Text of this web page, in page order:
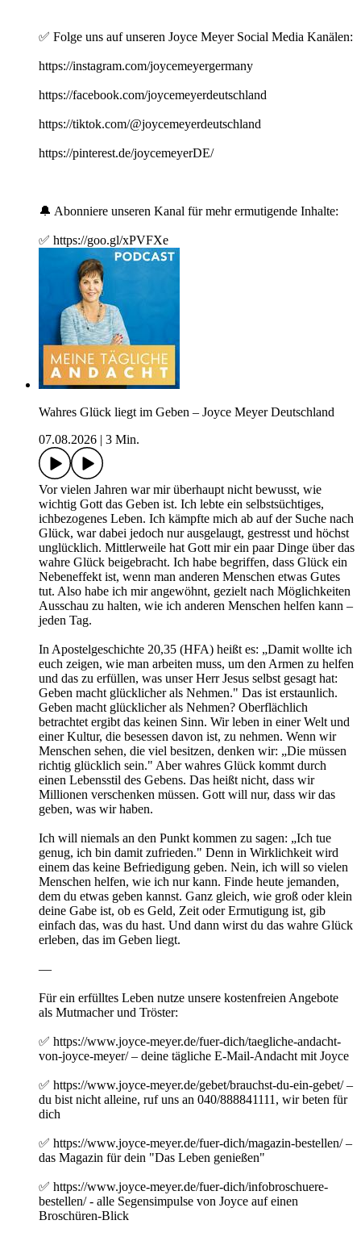
✅ Folge uns auf unseren Joyce Meyer Social Media Kanälen:
https://instagram.com/joycemeyergermany
https://facebook.com/joycemeyerdeutschland
https://tiktok.com/@joycemeyerdeutschland
https://pinterest.de/joycemeyerDE/
🔔 Abonniere unseren Kanal für mehr ermutigende Inhalte:
✅ https://goo.gl/xPVFXe
Wahres Glück liegt im Geben – Joyce Meyer Deutschland
07.08.2026
3 Min.
Vor vielen Jahren war mir überhaupt nicht bewusst, wie
wichtig Gott das Geben ist. Ich lebte ein selbstsüchtiges,
ichbezogenes Leben. Ich kämpfte mich ab auf der Suche nach
Glück, war dabei jedoch nur ausgelaugt, gestresst und höchst
unglücklich. Mittlerweile hat Gott mir ein paar Dinge über das
wahre Glück beigebracht. Ich habe begriffen, dass Glück ein
Nebeneffekt ist, wenn man anderen Menschen etwas Gutes
tut. Also habe ich mir angewöhnt, gezielt nach Möglichkeiten
Ausschau zu halten, wie ich anderen Menschen helfen kann –
jeden Tag.
In Apostelgeschichte 20,35 (HFA) heißt es: „Damit wollte ich
euch zeigen, wie man arbeiten muss, um den Armen zu helfen
und das zu erfüllen, was unser Herr Jesus selbst gesagt hat:
Geben macht glücklicher als Nehmen." Das ist erstaunlich.
Geben macht glücklicher als Nehmen? Oberflächlich
betrachtet ergibt das keinen Sinn. Wir leben in einer Welt und
einer Kultur, die besessen davon ist, zu nehmen. Wenn wir
Menschen sehen, die viel besitzen, denken wir: „Die müssen
richtig glücklich sein." Aber wahres Glück kommt durch
einen Lebensstil des Gebens. Das heißt nicht, dass wir
Millionen verschenken müssen. Gott will nur, dass wir das
geben, was wir haben.
Ich will niemals an den Punkt kommen zu sagen: „Ich tue
genug, ich bin damit zufrieden." Denn in Wirklichkeit wird
einem das keine Befriedigung geben. Nein, ich will so vielen
Menschen helfen, wie ich nur kann. Finde heute jemanden,
dem du etwas geben kannst. Ganz gleich, wie groß oder klein
deine Gabe ist, ob es Geld, Zeit oder Ermutigung ist, gib
einfach das, was du hast. Und dann wirst du das wahre Glück
erleben, das im Geben liegt.
—
Für ein erfülltes Leben nutze unsere kostenfreien Angebote
als Mutmacher und Tröster:
✅ https://www.joyce-meyer.de/fuer-dich/taegliche-andacht-
von-joyce-meyer/ – deine tägliche E-Mail-Andacht mit Joyce
✅ https://www.joyce-meyer.de/gebet/brauchst-du-ein-gebet/ –
du bist nicht alleine, ruf uns an 040/888841111, wir beten für
dich
✅ https://www.joyce-meyer.de/fuer-dich/magazin-bestellen/ –
das Magazin für dein "Das Leben genießen"
✅ https://www.joyce-meyer.de/fuer-dich/infobroschuere-
bestellen/ - alle Segensimpulse von Joyce auf einen
Broschüren-Blick